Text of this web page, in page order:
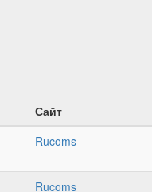
Сайт
Rucoms
Rucoms